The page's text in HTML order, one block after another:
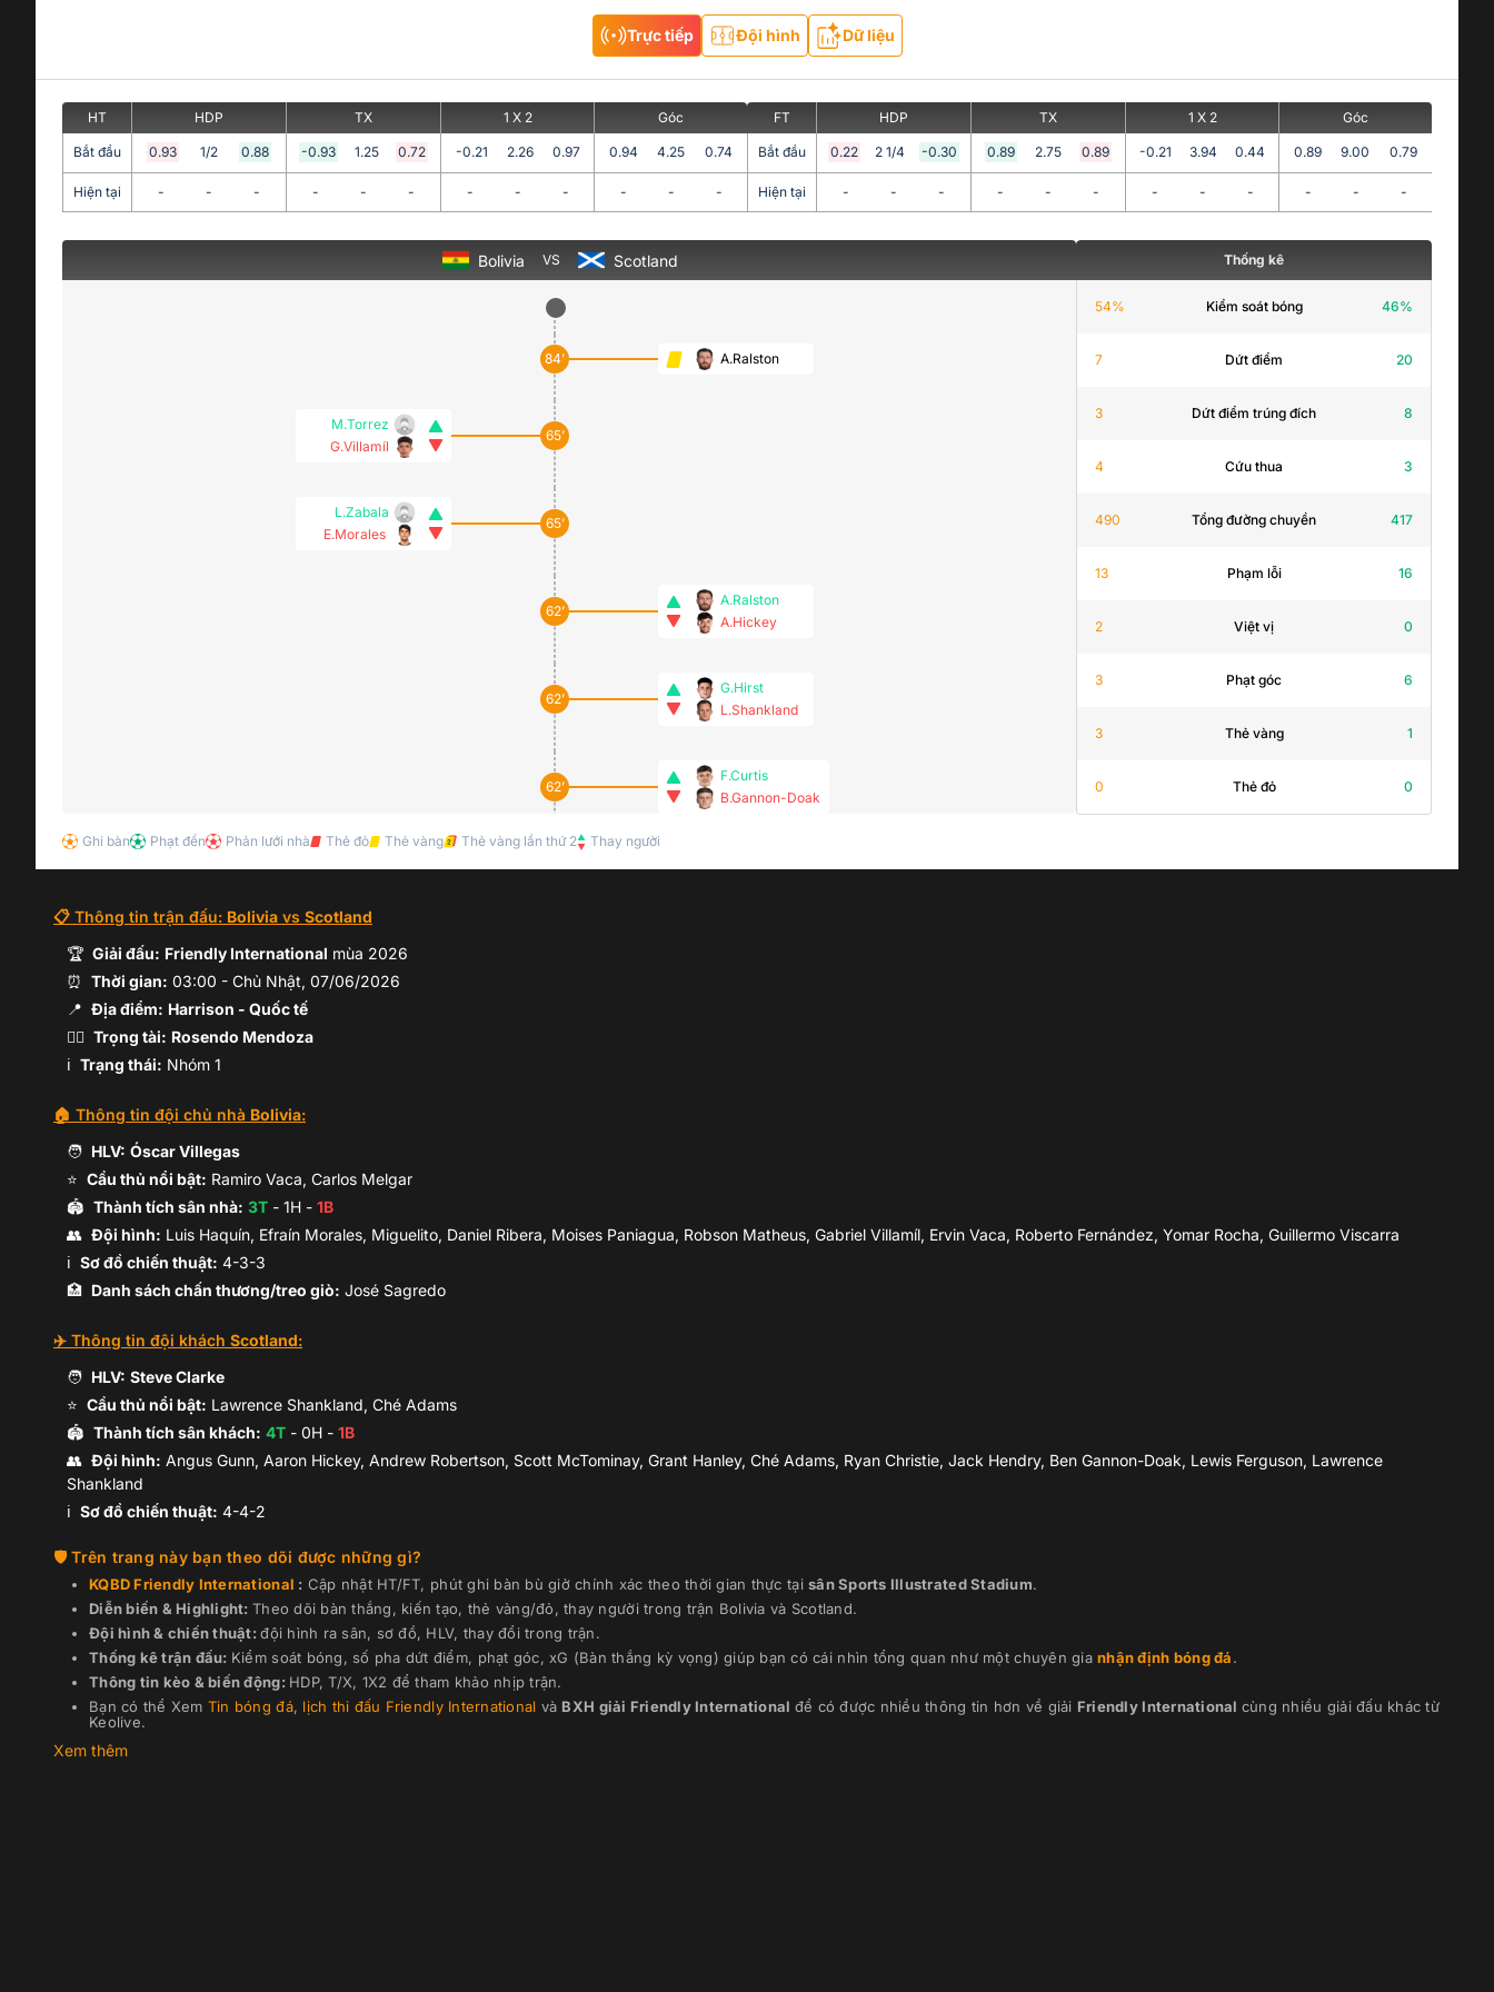
Trực tiếp Đội hình Dữ liệu
HT HDP TX 1 X 2 Góc
Bắt đầu 0.93 1/2 0.88 -0.93 1.25 0.72 -0.21 2.26 0.97 0.94 4.25 0.74
Hiện tại - - - - - - - - - - - -
FT HDP TX 1 X 2 Góc
Bắt đầu 0.22 2 1/4 -0.30 0.89 2.75 0.89 -0.21 3.94 0.44 0.89 9.00 0.79
Hiện tại - - - - - - - - - - - -
Bolivia VS Scotland
84’ A.Ralston
M.Torrez
G.Villamíl
65’
L.Zabala
E.Morales
65’
62’
A.Ralston
A.Hickey
62’
G.Hirst
L.Shankland
62’
F.Curtis
B.Gannon-Doak
Miguelito
Y.Rocha
30’
Hỗ trợ:B.Gannon-Doak
23’
S.McTominay
Ghi bàn Phạt đền Phản lưới nhà Thẻ đỏ Thẻ vàng Thẻ vàng lần thứ 2 Thay người
Thống kê
54% Kiểm soát bóng 46%
7 Dứt điểm 20
3 Dứt điểm trúng đích 8
4 Cứu thua 3
490 Tổng đường chuyền 417
13 Phạm lỗi 16
2 Việt vị 0
3 Phạt góc 6
3 Thẻ vàng 1
0 Thẻ đỏ 0
📋 Thông tin trận đấu: Bolivia vs Scotland
🏆 Giải đấu: Friendly International mùa 2026
⏰ Thời gian: 03:00 - Chủ Nhật, 07/06/2026
📍 Địa điểm: Harrison - Quốc tế
🧑‍⚖️ Trọng tài: Rosendo Mendoza
ℹ️ Trạng thái: Nhóm 1
🏠 Thông tin đội chủ nhà Bolivia:
🧑 HLV: Óscar Villegas
⭐ Cầu thủ nổi bật: Ramiro Vaca, Carlos Melgar
🏟️ Thành tích sân nhà: 3T - 1H - 1B
👥 Đội hình: Luis Haquín, Efraín Morales, Miguelito, Daniel Ribera, Moises Paniagua, Robson Matheus, Gabriel Villamíl, Ervin Vaca, Roberto Fernández, Yomar Rocha, Guillermo Viscarra
ℹ️️ Sơ đồ chiến thuật: 4-3-3
🏥 Danh sách chấn thương/treo giò: José Sagredo
✈️ Thông tin đội khách Scotland:
🧑 HLV: Steve Clarke
⭐ Cầu thủ nổi bật: Lawrence Shankland, Ché Adams
🏟️ Thành tích sân khách: 4T - 0H - 1B
👥 Đội hình: Angus Gunn, Aaron Hickey, Andrew Robertson, Scott McTominay, Grant Hanley, Ché Adams, Ryan Christie, Jack Hendry, Ben Gannon-Doak, Lewis Ferguson, Lawrence
Shankland
ℹ️️ Sơ đồ chiến thuật: 4-4-2
Trên trang này bạn theo dõi được những gì?
KQBDFriendly International : Cập nhật HT/FT, phút ghi bàn bù giờ chính xác theo thời gian thực tạisânSports Illustrated Stadium.
Diễn biến & Highlight: Theo dõi bàn thắng, kiến tạo, thẻ vàng/đỏ, thay người trong trận Bolivia và Scotland.
Đội hình & chiến thuật:đội hình ra sân, sơ đồ, HLV, thay đổi trong trận.
Thống kê trận đấu: Kiểm soát bóng, số pha dứt điểm, phạt góc, xG (Bàn thắng kỳ vọng) giúp bạn có cái nhìn tổng quan như một chuyên gia nhận định bóng đá.
Thông tin kèo & biến động: HDP, T/X, 1X2 để tham khảo nhịp trận.
Bạn có thể Xem Tin bóng đá, lịch thi đấu Friendly International và BXH giải Friendly International để có được nhiều thông tin hơn về giải Friendly International cùng nhiều giải đấu khác từ
Keolive.
Xem thêm